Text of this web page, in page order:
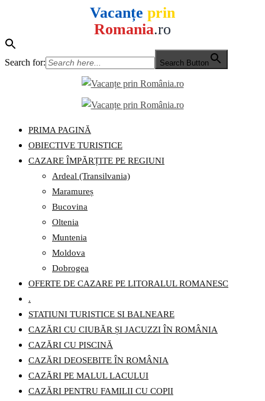
Vacanțe prin
Romania.ro
Search for: Search Button
PRIMA PAGINĂ
OBIECTIVE TURISTICE
CAZARE ÎMPĂRȚITE PE REGIUNI
Ardeal (Transilvania)
Maramureș
Bucovina
Oltenia
Muntenia
Moldova
Dobrogea
OFERTE DE CAZARE PE LITORALUL ROMANESC
.
STATIUNI TURISTICE SI BALNEARE
CAZĂRI CU CIUBĂR ȘI JACUZZI ÎN ROMÂNIA
CAZĂRI CU PISCINĂ
CAZĂRI DEOSEBITE ÎN ROMÂNIA
CAZĂRI PE MALUL LACULUI
CAZĂRI PENTRU FAMILII CU COPII